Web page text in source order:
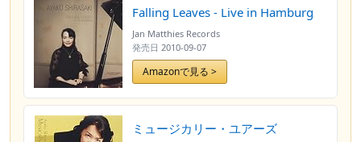
Falling Leaves - Live in Hamburg
Jan Matthies Records
発売日 2010-09-07
Amazonで見る >
ミュージカリー・ユアーズ